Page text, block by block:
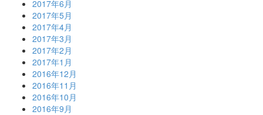
2017年6月
2017年5月
2017年4月
2017年3月
2017年2月
2017年1月
2016年12月
2016年11月
2016年10月
2016年9月